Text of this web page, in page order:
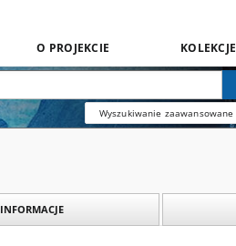
O PROJEKCIE KOLEKCJE
Wyszukiwanie zaawansowane
INFORMACJE